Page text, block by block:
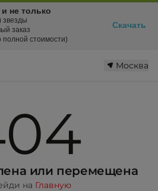
Москва
или перемещена
на Главную
не только
звезды
заказ
полной стоимости)
Скачать